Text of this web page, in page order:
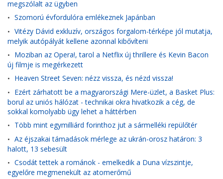
megszólalt az ügyben
• Szomorú évfordulóra emlékeznek Japánban
• Vitézy Dávid exkluzív, országos forgalom-térképe jól mutatja,
melyik autópályát kellene azonnal kibővíteni
• Moziban az Opera!, tarol a Netflix új thrillere és Kevin Bacon
új filmje is megérkezett
• Heaven Street Seven: nézz vissza, és nézd vissza!
• Ezért zárhatott be a magyarországi Mere-üzlet, a Basket Plus:
borul az uniós hálózat - technikai okra hivatkozik a cég, de
sokkal komolyabb ügy lehet a háttérben
• Több mint egymilliárd forinthoz jut a sármelléki repülőtér
• Az éjszakai támadások mérlege az ukrán-orosz határon: 3
halott, 13 sebesült
• Csodát tettek a románok - emelkedik a Duna vízszintje,
egyelőre megmenekült az atomerőmű